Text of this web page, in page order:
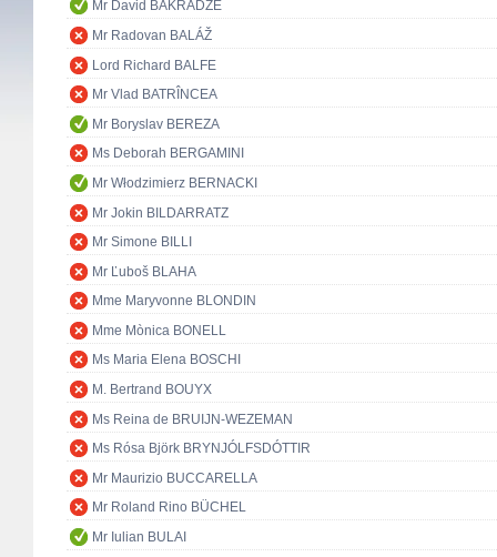
Mr David BAKRADZE
Mr Radovan BALÁŽ
Lord Richard BALFE
Mr Vlad BATRÎNCEA
Mr Boryslav BEREZA
Ms Deborah BERGAMINI
Mr Włodzimierz BERNACKI
Mr Jokin BILDARRATZ
Mr Simone BILLI
Mr Ľuboš BLAHA
Mme Maryvonne BLONDIN
Mme Mònica BONELL
Ms Maria Elena BOSCHI
M. Bertrand BOUYX
Ms Reina de BRUIJN-WEZEMAN
Ms Rósa Björk BRYNJÓLFSDÓTTIR
Mr Maurizio BUCCARELLA
Mr Roland Rino BÜCHEL
Mr Iulian BULAI